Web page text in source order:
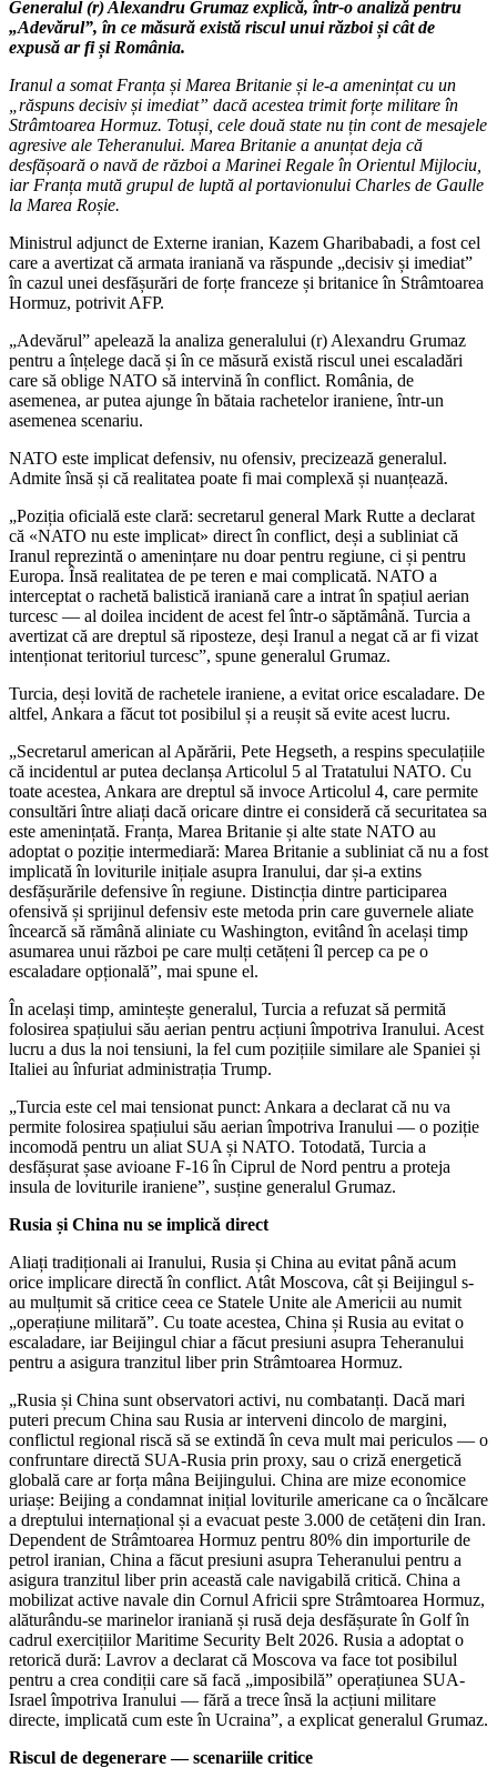
Generalul (r) Alexandru Grumaz explică, într-o analiză pentru
„Adevărul”, în ce măsură există riscul unui război și cât de
expusă ar fi și România.
Iranul a somat Franța și Marea Britanie și le-a amenințat cu un
„răspuns decisiv și imediat” dacă acestea trimit forțe militare în
Strâmtoarea Hormuz. Totuși, cele două state nu țin cont de mesajele
agresive ale Teheranului. Marea Britanie a anunțat deja că
desfășoară o navă de război a Marinei Regale în Orientul Mijlociu,
iar Franța mută grupul de luptă al portavionului Charles de Gaulle
la Marea Roșie.
Ministrul adjunct de Externe iranian, Kazem Gharibabadi, a fost cel
care a avertizat că armata iraniană va răspunde „decisiv și imediat”
în cazul unei desfășurări de forțe franceze și britanice în Strâmtoarea
Hormuz, potrivit AFP.
„Adevărul” apelează la analiza generalului (r) Alexandru Grumaz
pentru a înțelege dacă și în ce măsură există riscul unei escaladări
care să oblige NATO să intervină în conflict. România, de
asemenea, ar putea ajunge în bătaia rachetelor iraniene, într-un
asemenea scenariu.
NATO este implicat defensiv, nu ofensiv, precizează generalul.
Admite însă și că realitatea poate fi mai complexă și nuanțează.
„Poziția oficială este clară: secretarul general Mark Rutte a declarat
că «NATO nu este implicat» direct în conflict, deși a subliniat că
Iranul reprezintă o amenințare nu doar pentru regiune, ci și pentru
Europa. Însă realitatea de pe teren e mai complicată. NATO a
interceptat o rachetă balistică iraniană care a intrat în spațiul aerian
turcesc — al doilea incident de acest fel într-o săptămână. Turcia a
avertizat că are dreptul să riposteze, deși Iranul a negat că ar fi vizat
intenționat teritoriul turcesc”, spune generalul Grumaz.
Turcia, deși lovită de rachetele iraniene, a evitat orice escaladare. De
altfel, Ankara a făcut tot posibilul și a reușit să evite acest lucru.
„Secretarul american al Apărării, Pete Hegseth, a respins speculațiile
că incidentul ar putea declanșa Articolul 5 al Tratatului NATO. Cu
toate acestea, Ankara are dreptul să invoce Articolul 4, care permite
consultări între aliați dacă oricare dintre ei consideră că securitatea sa
este amenințată. Franța, Marea Britanie și alte state NATO au
adoptat o poziție intermediară: Marea Britanie a subliniat că nu a fost
implicată în loviturile inițiale asupra Iranului, dar și-a extins
desfășurările defensive în regiune. Distincția dintre participarea
ofensivă și sprijinul defensiv este metoda prin care guvernele aliate
încearcă să rămână aliniate cu Washington, evitând în același timp
asumarea unui război pe care mulți cetățeni îl percep ca pe o
escaladare opțională”, mai spune el.
În același timp, amintește generalul, Turcia a refuzat să permită
folosirea spațiului său aerian pentru acțiuni împotriva Iranului. Acest
lucru a dus la noi tensiuni, la fel cum pozițiile similare ale Spaniei și
Italiei au înfuriat administrația Trump.
„Turcia este cel mai tensionat punct: Ankara a declarat că nu va
permite folosirea spațiului său aerian împotriva Iranului — o poziție
incomodă pentru un aliat SUA și NATO. Totodată, Turcia a
desfășurat șase avioane F-16 în Ciprul de Nord pentru a proteja
insula de loviturile iraniene”, susține generalul Grumaz.
Rusia și China nu se implică direct
Aliați tradiționali ai Iranului, Rusia și China au evitat până acum
orice implicare directă în conflict. Atât Moscova, cât și Beijingul s-
au mulțumit să critice ceea ce Statele Unite ale Americii au numit
„operațiune militară”. Cu toate acestea, China și Rusia au evitat o
escaladare, iar Beijingul chiar a făcut presiuni asupra Teheranului
pentru a asigura tranzitul liber prin Strâmtoarea Hormuz.
„Rusia și China sunt observatori activi, nu combatanți. Dacă mari
puteri precum China sau Rusia ar interveni dincolo de margini,
conflictul regional riscă să se extindă în ceva mult mai periculos — o
confruntare directă SUA-Rusia prin proxy, sau o criză energetică
globală care ar forța mâna Beijingului. China are mize economice
uriașe: Beijing a condamnat inițial loviturile americane ca o încălcare
a dreptului internațional și a evacuat peste 3.000 de cetățeni din Iran.
Dependent de Strâmtoarea Hormuz pentru 80% din importurile de
petrol iranian, China a făcut presiuni asupra Teheranului pentru a
asigura tranzitul liber prin această cale navigabilă critică. China a
mobilizat active navale din Cornul Africii spre Strâmtoarea Hormuz,
alăturându-se marinelor iraniană și rusă deja desfășurate în Golf în
cadrul exercițiilor Maritime Security Belt 2026. Rusia a adoptat o
retorică dură: Lavrov a declarat că Moscova va face tot posibilul
pentru a crea condiții care să facă „imposibilă” operațiunea SUA-
Israel împotriva Iranului — fără a trece însă la acțiuni militare
directe, implicată cum este în Ucraina”, a explicat generalul Grumaz.
Riscul de degenerare — scenariile critice